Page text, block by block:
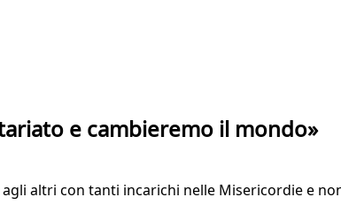
e cambieremo il mondo»
altri con tanti incarichi nelle Misericordie e